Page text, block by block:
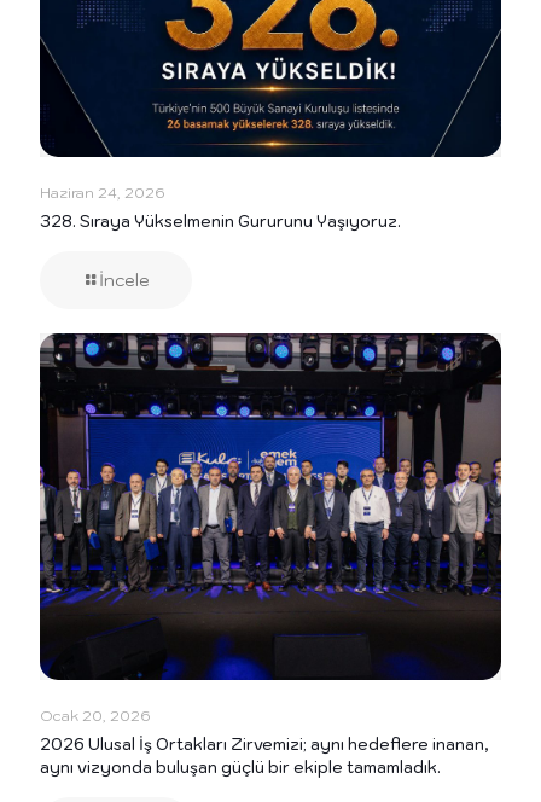
Haziran 24, 2026
328. Sıraya Yükselmenin Gururunu Yaşıyoruz.
İncele
Ocak 20, 2026
2026 Ulusal İş Ortakları Zirvemizi; aynı hedeflere inanan,
aynı vizyonda buluşan güçlü bir ekiple tamamladık.